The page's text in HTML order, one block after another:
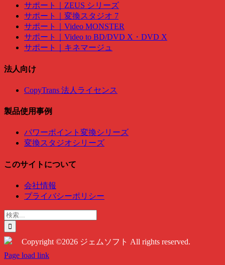
サポート｜ZEUS シリーズ
サポート｜変換スタジオ 7
サポート｜Video MONSTER
サポート｜Video to BD/DVD X・DVD X
サポート｜キネマージュ
法人向け
CopyTrans 法人ライセンス
製品使用事例
パワーポイント変換シリーズ
変換スタジオシリーズ
このサイトについて
会社情報
プライバシーポリシー
検
索
…
Copyright ©2026 ジェムソフト All rights reserved.
Twitter
Instagram
Facebook
Page load link